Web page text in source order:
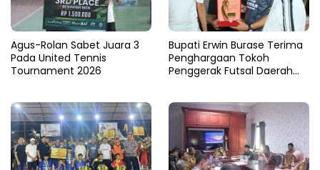
Agus-Rolan Sabet Juara 3
Pada United Tennis
Tournament 2026
Bupati Erwin Burase Terima
Penghargaan Tokoh
Penggerak Futsal Daerah